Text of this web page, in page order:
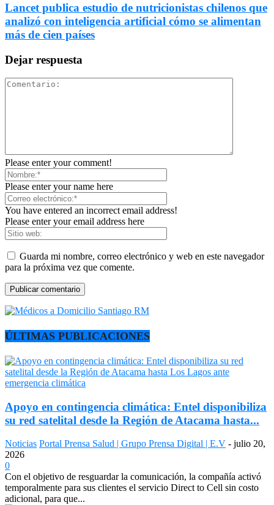
Lancet publica estudio de nutricionistas chilenos que
analizó con inteligencia artificial cómo se alimentan
más de cien países
Dejar respuesta
Please enter your comment!
Please enter your name here
You have entered an incorrect email address!
Please enter your email address here
Guarda mi nombre, correo electrónico y web en este navegador
para la próxima vez que comente.
ÚLTIMAS PUBLICACIONES
Apoyo en contingencia climática: Entel disponibiliza
su red satelital desde la Región de Atacama hasta...
Noticias Portal Prensa Salud | Grupo Prensa Digital | E.V - julio 20,
2026
0
Con el objetivo de resguardar la comunicación, la compañía activó
temporalmente para sus clientes el servicio Direct to Cell sin costo
adicional, para que...